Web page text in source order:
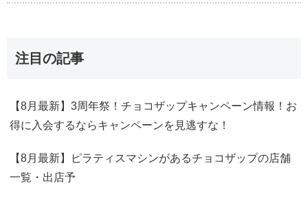
注目の記事
【8月最新】3周年祭！チョコザップキャンペーン情報！お
得に入会するならキャンペーンを見逃すな！
【8月最新】ピラティスマシンがあるチョコザップの店舗
一覧・出店予